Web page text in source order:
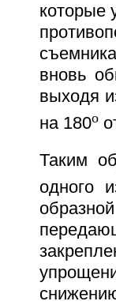
которые
вновь
выходя
на 180o
Таким
одного